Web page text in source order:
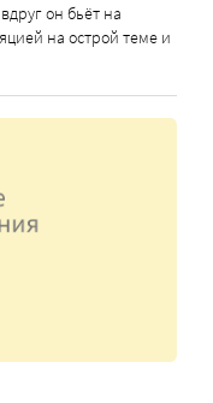
он бьёт на
на острой теме и